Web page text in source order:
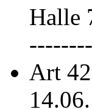
Halle
Art